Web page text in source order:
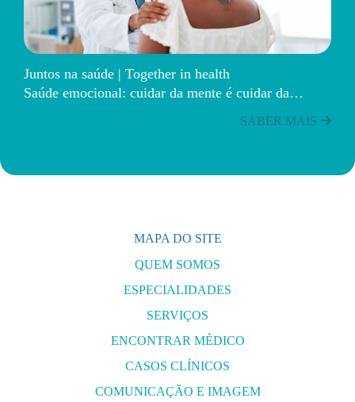
Juntos na saúde | Together in health
Saúde emocional: cuidar da mente é cuidar da…
SABER MAIS
MAPA DO SITE
QUEM SOMOS
ESPECIALIDADES
SERVIÇOS
ENCONTRAR MÉDICO
CASOS CLÍNICOS
COMUNICAÇÃO E IMAGEM